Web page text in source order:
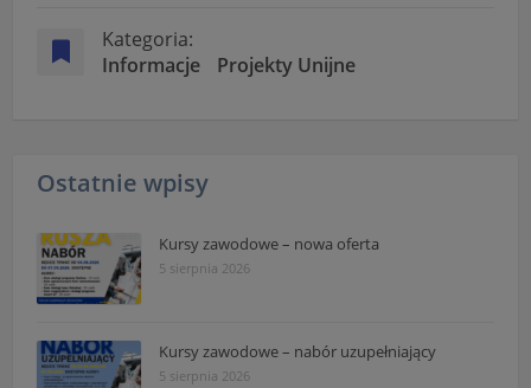
Kategoria:
Informacje
Projekty Unijne
Ostatnie wpisy
Kursy zawodowe – nowa oferta
5 sierpnia 2026
Kursy zawodowe – nabór uzupełniający
5 sierpnia 2026